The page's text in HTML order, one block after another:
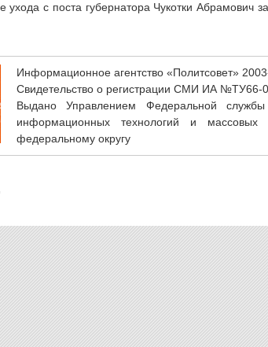
с поста губернатора Чукотки Абрамович
Информационное агентство «Политсовет»
Свидетельство о регистрации СМИ ИА №ТУ66-
Выдано Управлением Федеральной
информационных технологий и массовых
федеральному округу